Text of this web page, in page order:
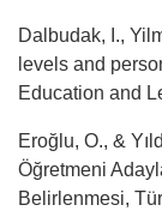
Dalbudak, I.,
levels and
Education and
Eroğlu, O., &
Öğretmeni
Belirlenmesi,